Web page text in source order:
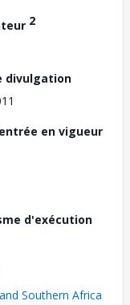
2
divulgation
en vigueur
d'exécution
Southern Africa